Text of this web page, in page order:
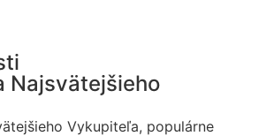
Najsvätejšieho
Vykupiteľa, populárne